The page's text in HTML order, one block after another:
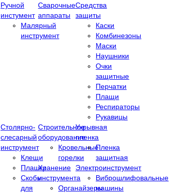
Ручной
инстумент
Малярный
инструмент
Сварочные
аппараты
Средства
защиты
Каски
Комбинезоны
Маски
Наушники
Очки
защитные
Перчатки
Плащи
Респираторы
Рукавицы
Столярно-
слесарный
инструмент
Клещи
Плашки
Скобы
для
Строительное
оборудование
Кровельные
горелки
Укрывная
пленка
Пленка
защитная
Хранение
инструмента
Органайзеры
Электроинструмент
Виброшлифовальные
машины